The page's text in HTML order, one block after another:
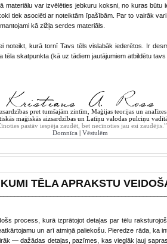
materiālu var izvēlēties jebkuru koksni, no kuras būtu
tiek asociēti ar noteiktām īpašībām. Par to vairāk
kā zižļa serdes materiāls.
noteikt, kurā tornī Tavs tēls vislabāk iederētos. Ir
tēla skatpunkta (kā uz tādiem jautājumiem atbildētu tavs
pret tumšajām zintīm, Maģijas teorijas un analīzes
maģiskās aizsardzības un Latīņu valodas pulciņu
pastāv iespēja zaudēt, bet necīnoties jau esi zaudējis.”
Domnīca |Vēstulēm
TĒLA APRAKSTU
process, kurā izprātojot detaļas par tēlu
un arī atmiņā paliekošu. Pieredze rāda, ka
— dažādas detaļas, pazīmes, kas vieglāk ļauj